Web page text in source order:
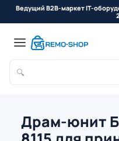
Ведущий B2B-маркет IT-
🔍
Драм-юнит